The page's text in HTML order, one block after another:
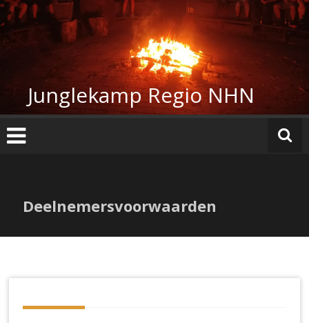
Ga
naar
de
Junglekamp Regio NHN
Deelnemersvoorwaarden